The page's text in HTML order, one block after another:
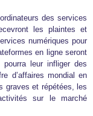
des services
les plaintes et
numériques pour
en ligne seront
pourra leur infliger des
d’affaires mondial en
graves et répétées, les
sur le marché